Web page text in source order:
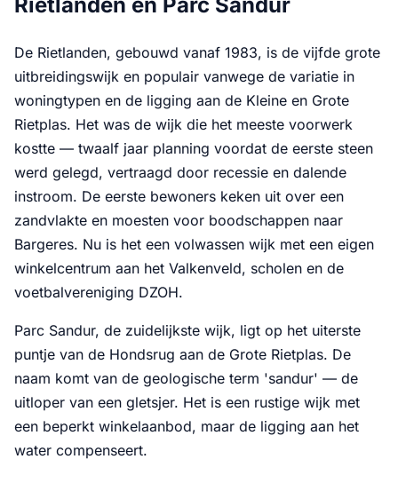
De Rietlanden, gebouwd vanaf 1983, is de vijfde grote
uitbreidingswijk en populair vanwege de variatie in
woningtypen en de ligging aan de Kleine en Grote
Rietplas. Het was de wijk die het meeste voorwerk
kostte — twaalf jaar planning voordat de eerste steen
werd gelegd, vertraagd door recessie en dalende
instroom. De eerste bewoners keken uit over een
zandvlakte en moesten voor boodschappen naar
Bargeres. Nu is het een volwassen wijk met een eigen
winkelcentrum aan het Valkenveld, scholen en de
voetbalvereniging DZOH.
Parc Sandur, de zuidelijkste wijk, ligt op het uiterste
puntje van de Hondsrug aan de Grote Rietplas. De
naam komt van de geologische term 'sandur' — de
uitloper van een gletsjer. Het is een rustige wijk met
een beperkt winkelaanbod, maar de ligging aan het
water compenseert.